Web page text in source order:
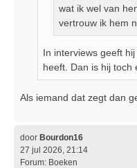
wat ik wel van
vertrouw ik hem
In interviews geeft
heeft. Dan is hij toch
Als iemand dat zegt dan
door Bourdon16
27 jul 2026, 21:14
Forum: Boeken